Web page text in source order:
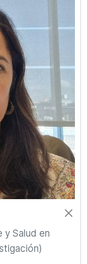
y Salud en